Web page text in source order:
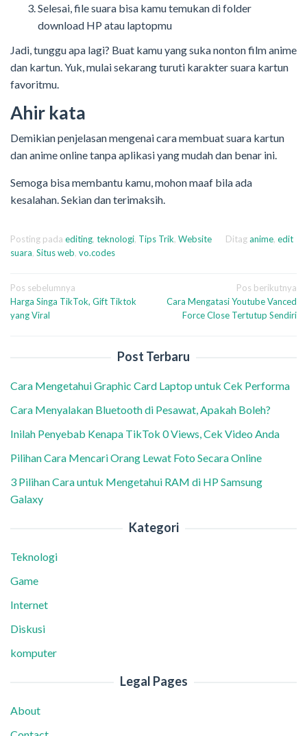
Selesai, file suara bisa kamu temukan di folder
download HP atau laptopmu
Jadi, tunggu apa lagi? Buat kamu yang suka nonton film anime
dan kartun. Yuk, mulai sekarang turuti karakter suara kartun
favoritmu.
Ahir kata
Demikian penjelasan mengenai cara membuat suara kartun
dan anime online tanpa aplikasi yang mudah dan benar ini.
Semoga bisa membantu kamu, mohon maaf bila ada
kesalahan. Sekian dan terimaksih.
Posting pada editing, teknologi, Tips Trik, Website Ditaganime, edit
suara, Situs web, vo.codes
Navigasi
pos
Pos sebelumnya
Harga Singa TikTok, Gift Tiktok
yang Viral
Pos berikutnya
Cara Mengatasi Youtube Vanced
Force Close Tertutup Sendiri
Post Terbaru
Cara Mengetahui Graphic Card Laptop untuk Cek Performa
Cara Menyalakan Bluetooth di Pesawat, Apakah Boleh?
Inilah Penyebab Kenapa TikTok 0 Views, Cek Video Anda
Pilihan Cara Mencari Orang Lewat Foto Secara Online
3 Pilihan Cara untuk Mengetahui RAM di HP Samsung
Galaxy
Kategori
Teknologi
Game
Internet
Diskusi
komputer
Legal Pages
About